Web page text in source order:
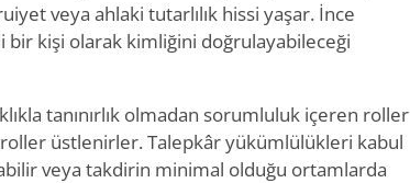
veya ahlaki tutarlılık hissi yaşar. İnce
bir kişi olarak kimliğini doğrulayabileceği
tanınırlık olmadan sorumluluk içeren roller
üstlenirler. Talepkâr yükümlülükleri kabul
veya takdirin minimal olduğu ortamlarda